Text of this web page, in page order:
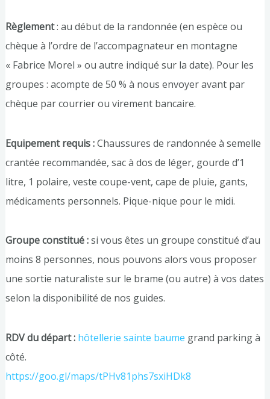
Règlement: au début de la randonnée (en espèce ou
chèque à l’ordre de l’accompagnateur en montagne
« Fabrice Morel » ou autre indiqué sur la date). Pour les
groupes : acompte de 50 % à nous envoyer avant par
chèque par courrier ou virement bancaire.
Equipement requis :Chaussures de randonnée à semelle
crantée recommandée, sac à dos de léger, gourde d’1
litre, 1 polaire, veste coupe-vent, cape de pluie, gants,
médicaments personnels. Pique-nique pour le midi.
Groupe constitué :si vous êtes un groupe constitué d’au
moins 8 personnes, nous pouvons alors vous proposer
une sortie naturaliste sur le brame (ou autre) à vos dates
selon la disponibilité de nos guides.
RDV du départ : hôtellerie sainte baume grand parking à
côté.
https://goo.gl/maps/tPHv81phs7sxiHDk8